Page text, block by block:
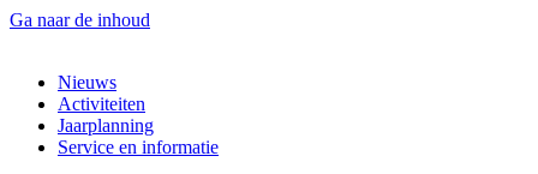
Ga naar de inhoud
Nieuws
Activiteiten
Jaarplanning
Service en informatie